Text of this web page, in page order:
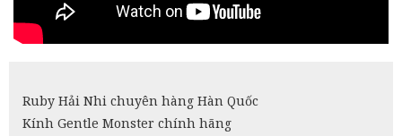
Ruby Hải Nhi chuyên hàng Hàn Quốc
Kính Gentle Monster chính hãng